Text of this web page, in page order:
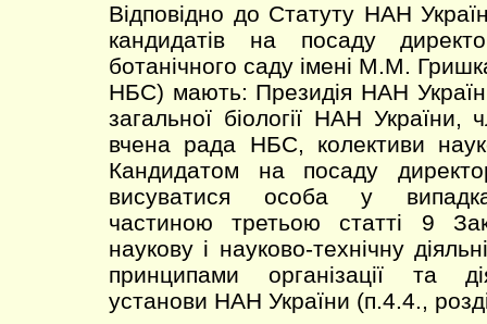
Відповідно до Статуту НАН
кандидатів на посаду
ботанічного саду імені М.М.
НБС) мають: Президія НАН
загальної біології НАН
вчена рада НБС, колективи
Кандидатом на посаду
висуватися особа у
частиною третьою статті 9
наукову і науково-технічну
принципами організації та
установи НАН України (п.4.4.,